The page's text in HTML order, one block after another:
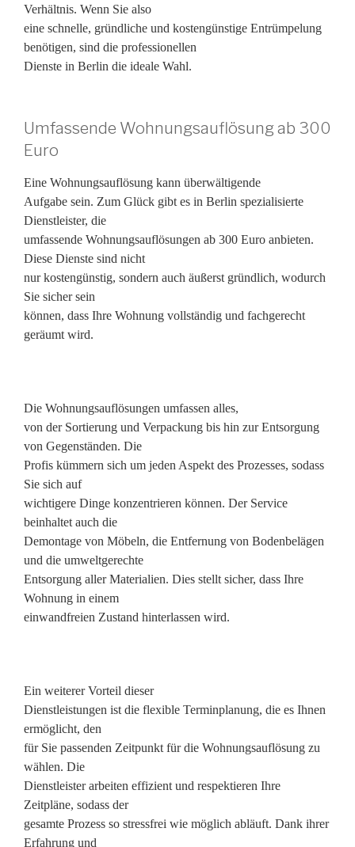
Verhältnis. Wenn Sie also
eine schnelle, gründliche und kostengünstige Entrümpelung
benötigen, sind die professionellen
Dienste in Berlin die ideale Wahl.
Umfassende Wohnungsauflösung ab 300
Euro
Eine Wohnungsauflösung kann überwältigende
Aufgabe sein. Zum Glück gibt es in Berlin spezialisierte
Dienstleister, die
umfassende Wohnungsauflösungen ab 300 Euro anbieten.
Diese Dienste sind nicht
nur kostengünstig, sondern auch äußerst gründlich, wodurch
Sie sicher sein
können, dass Ihre Wohnung vollständig und fachgerecht
geräumt wird.
Die Wohnungsauflösungen umfassen alles,
von der Sortierung und Verpackung bis hin zur Entsorgung
von Gegenständen. Die
Profis kümmern sich um jeden Aspekt des Prozesses, sodass
Sie sich auf
wichtigere Dinge konzentrieren können. Der Service
beinhaltet auch die
Demontage von Möbeln, die Entfernung von Bodenbelägen
und die umweltgerechte
Entsorgung aller Materialien. Dies stellt sicher, dass Ihre
Wohnung in einem
einwandfreien Zustand hinterlassen wird.
Ein weiterer Vorteil dieser
Dienstleistungen ist die flexible Terminplanung, die es Ihnen
ermöglicht, den
für Sie passenden Zeitpunkt für die Wohnungsauflösung zu
wählen. Die
Dienstleister arbeiten effizient und respektieren Ihre
Zeitpläne, sodass der
gesamte Prozess so stressfrei wie möglich abläuft. Dank ihrer
Erfahrung und